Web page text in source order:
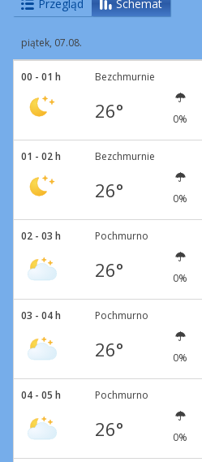
Przegląd Schemat
piątek, 07.08.
00 - 01 h Bezchmurnie
26° 0%
01 - 02 h Bezchmurnie
26° 0%
02 - 03 h Pochmurno
26° 0%
03 - 04 h Pochmurno
26° 0%
04 - 05 h Pochmurno
26° 0%